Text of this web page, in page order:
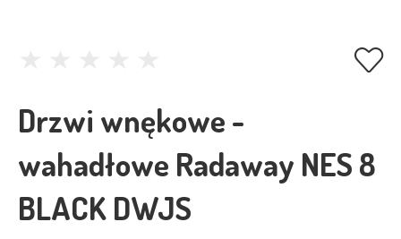
Drzwi wnękowe -
wahadłowe Radaway NES 8
BLACK DWJS